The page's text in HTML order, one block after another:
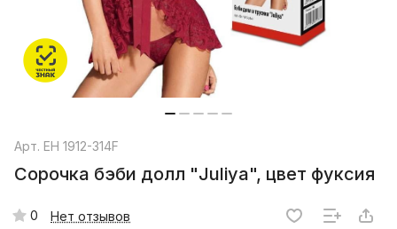
Арт. EH 1912-314F
Сорочка бэби долл "Juliya", цвет фуксия
0 Нет отзывов